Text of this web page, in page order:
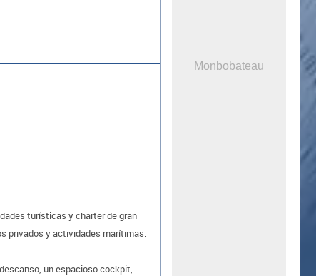
turísticas y charter de gran
privados y actividades marítimas.
un espacioso cockpit,
Monbobateau